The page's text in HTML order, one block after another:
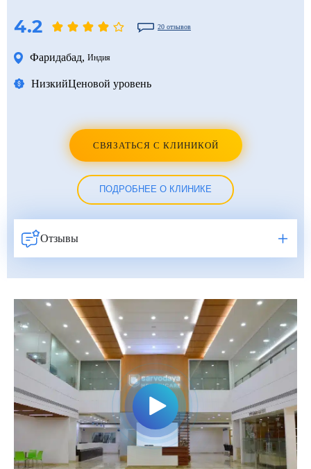
4.2 20 отзывов
Фаридабад, Индия
НизкийЦеновой уровень
СВЯЗАТЬСЯ С КЛИНИКОЙ
ПОДРОБНЕЕ О КЛИНИКЕ
Отзывы